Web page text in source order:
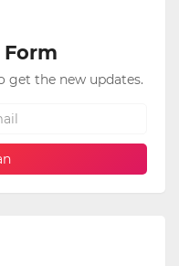
get the new updates.